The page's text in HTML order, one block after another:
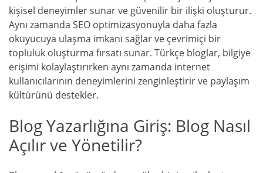
kişisel deneyimler sunar ve güvenilir bir ilişki oluşturur.
Aynı zamanda SEO optimizasyonuyla daha fazla
okuyucuya ulaşma imkanı sağlar ve çevrimiçi bir
topluluk oluşturma fırsatı sunar. Türkçe bloglar, bilgiye
erişimi kolaylaştırırken aynı zamanda internet
kullanıcılarının deneyimlerini zenginleştirir ve paylaşım
kültürünü destekler.
Blog Yazarlığına Giriş: Blog Nasıl
Açılır ve Yönetilir?